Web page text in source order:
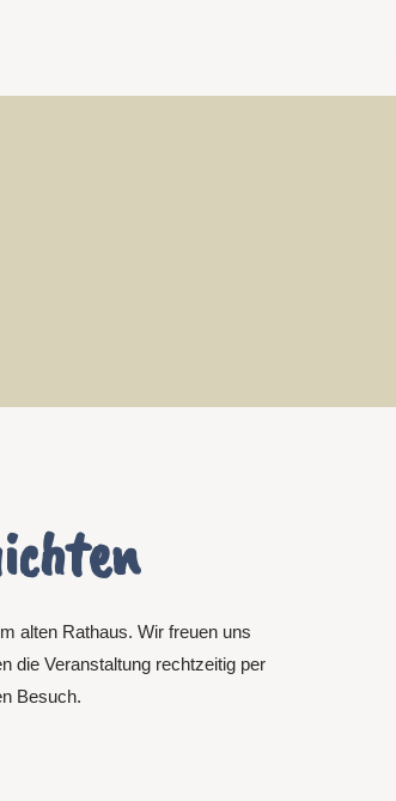
alten Rathaus. Wir freuen uns
die Veranstaltung rechtzeitig per
Besuch.